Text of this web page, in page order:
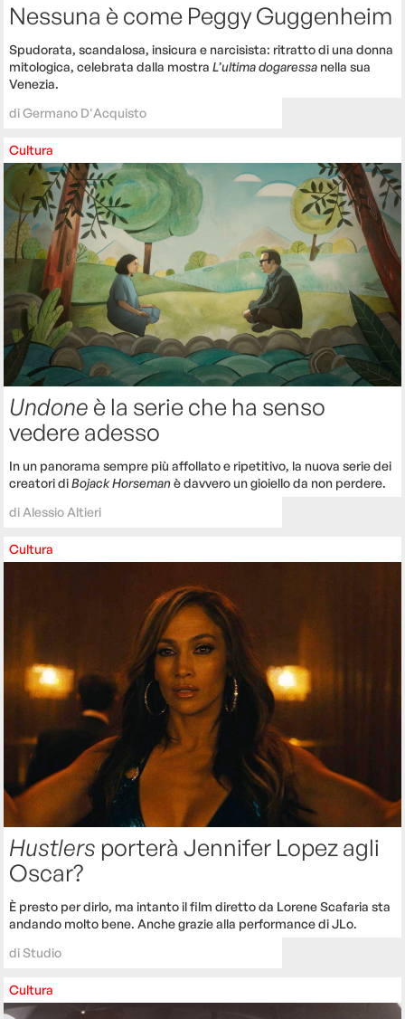
Nessuna è come Peggy Guggenheim
Spudorata, scandalosa, insicura e narcisista: ritratto di una donna
mitologica, celebrata dalla mostraL’ultima dogaressa nella sua
Venezia.
diGermano D'Acquisto
Cultura
Undone è la serie che ha senso
vedere adesso
In un panorama sempre più affollato e ripetitivo, la nuova serie dei
creatori diBojack Horsemanè davvero un gioiello da non perdere.
diAlessio Altieri
Cultura
Hustlers porterà Jennifer Lopez agli
Oscar?
È presto per dirlo, ma intanto il film diretto da Lorene Scafaria sta
andando molto bene. Anche grazie alla performance di JLo.
diStudio
Cultura